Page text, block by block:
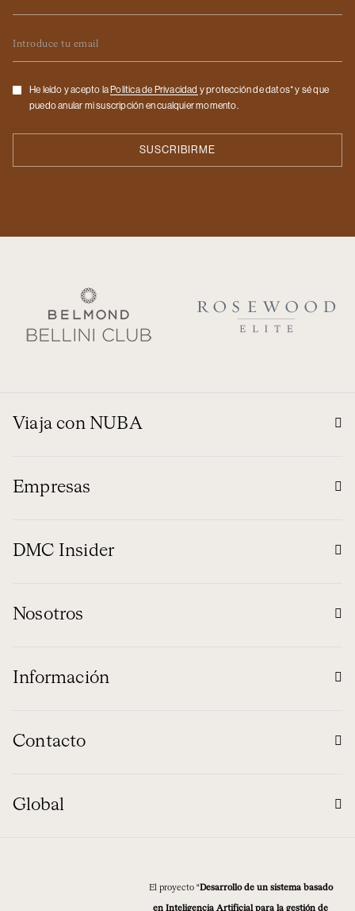
Checkbox
He leído y acepto la Politica de Privacidad y protección de datos* y sé que
puedo anular mi suscripción en cualquier momento.
Viaja con NUBA
Empresas
DMC Insider
Nosotros
Información
Contacto
Global
El proyecto “Desarrollo de un sistema basado
en Inteligencia Artificial para la gestión de